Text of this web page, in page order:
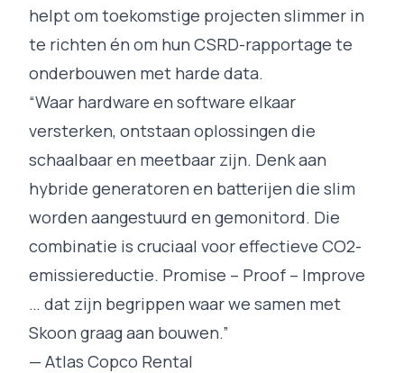
helpt om toekomstige projecten slimmer in
te richten én om hun CSRD-rapportage te
onderbouwen met harde data.
“Waar hardware en software elkaar
versterken, ontstaan oplossingen die
schaalbaar en meetbaar zijn. Denk aan
hybride generatoren en batterijen die slim
worden aangestuurd en gemonitord. Die
combinatie is cruciaal voor effectieve CO2-
emissiereductie. Promise – Proof – Improve
… dat zijn begrippen waar we samen met
Skoon graag aan bouwen.”
— Atlas Copco Rental